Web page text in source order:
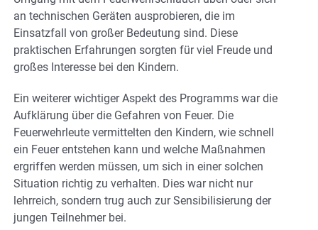
an technischen Geräten ausprobieren, die im
Einsatzfall von großer Bedeutung sind. Diese
praktischen Erfahrungen sorgten für viel Freude und
großes Interesse bei den Kindern.
Ein weiterer wichtiger Aspekt des Programms war die
Aufklärung über die Gefahren von Feuer. Die
Feuerwehrleute vermittelten den Kindern, wie schnell
ein Feuer entstehen kann und welche Maßnahmen
ergriffen werden müssen, um sich in einer solchen
Situation richtig zu verhalten. Dies war nicht nur
lehrreich, sondern trug auch zur Sensibilisierung der
jungen Teilnehmer bei.